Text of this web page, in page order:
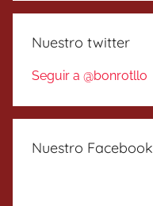
Nuestro twitter
Seguir a @bonrotllo
Nuestro Facebook